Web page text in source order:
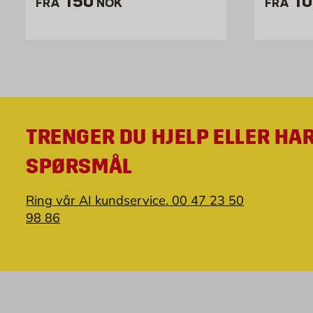
FRA NOK FRA
TRENGER DU HJELP ELLER
SPØRSMÅL
Ring vår AI kundservice. 00 47 23 50
98 86